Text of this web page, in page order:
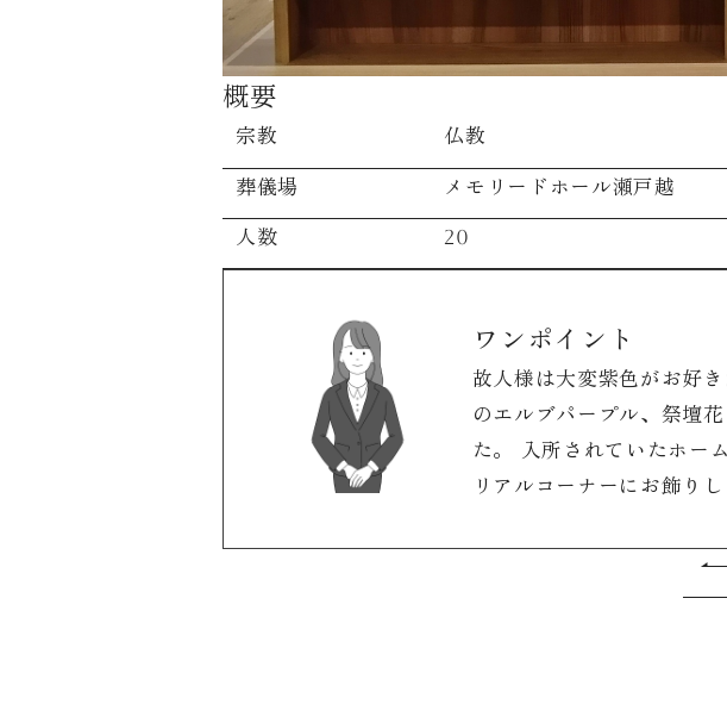
概要
宗教 仏教
葬儀場 メモリードホール瀬戸越
人数 20
ワンポイント
故人様は大変紫色がお好
のエルブパープル、祭壇
た。 入所されていたホー
リアルコーナーにお飾り